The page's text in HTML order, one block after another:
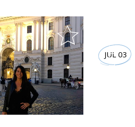
LIFESTYLE
JUL 03